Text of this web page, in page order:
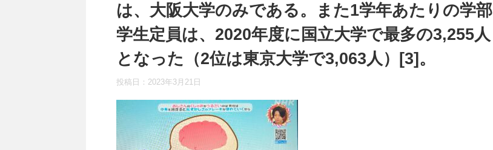
は、大阪大学のみである。また1学年あたりの学部
学生定員は、2020年度に国立大学で最多の3,255人
となった（2位は東京大学で3,063人）[3]。
投稿日： 2023年3月21日